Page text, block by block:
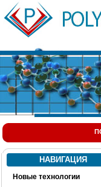
НАВИГАЦИЯ
Новые технологии